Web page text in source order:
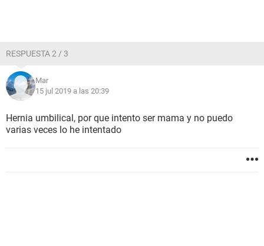
RESPUESTA 2 / 3
Mar
15 jul 2019 a las 20:39
Hernia umbilical, por que intento ser mama y no puedo
varias veces lo he intentado